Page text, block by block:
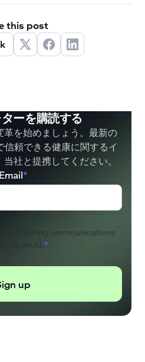
this post
ーを購読する
を始めましょう。最新の
頼できる健康に関するイ
社と提携してください。
Email*
marketing communications
*